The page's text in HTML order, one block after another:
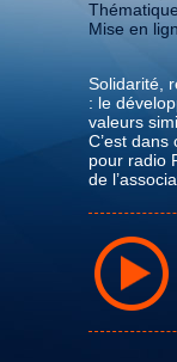
Mise en
Solidarité,
: le
valeurs
C’est
pour radio
de